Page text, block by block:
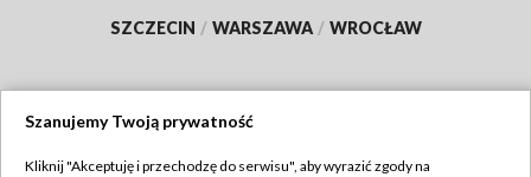
SZCZECIN / WARSZAWA / WROCŁAW
Szanujemy Twoją prywatność
Kliknij "Akceptuję i przechodzę do serwisu", aby wyrazić zgody na